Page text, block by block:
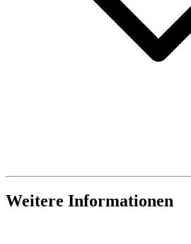
Weitere Informationen